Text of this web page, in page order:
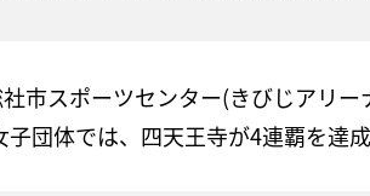
市スポーツセンター(きびじアリ
団体では、四天王寺が4連覇を達成